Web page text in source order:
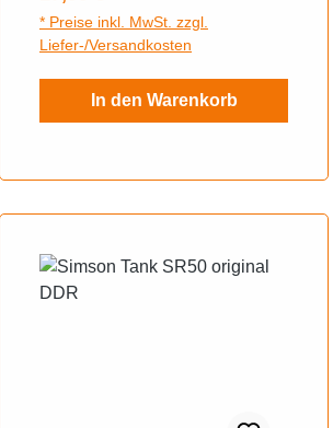
* Preise inkl. MwSt. zzgl.
Liefer-/Versandkosten
In den Warenkorb